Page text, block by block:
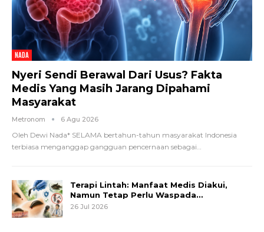
NADA
Nyeri Sendi Berawal Dari Usus? Fakta
Medis Yang Masih Jarang Dipahami
Masyarakat
Metronom 6 Agu 2026
Oleh Dewi Nada* SELAMA bertahun-tahun masyarakat Indonesia
terbiasa menganggap gangguan pencernaan sebagai…
Terapi Lintah: Manfaat Medis Diakui,
Namun Tetap Perlu Waspada…
26 Jul 2026